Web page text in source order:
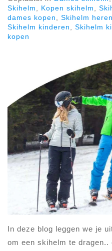
Skihelm , Kopen skihelm ,
dames kopen , Skihelm heren
Skihelm kinderen , Skihelm
kopen
In deze blog leggen we je
om een skihelm te